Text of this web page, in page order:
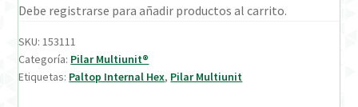
Verification Required
Welcome to DELTA Abutments | Tienda Online!
Debe registrarse para añadir productos al carrito.
SKU:153111
Categoría: Pilar Multiunit®
Etiquetas: Paltop Internal Hex, Pilar Multiunit